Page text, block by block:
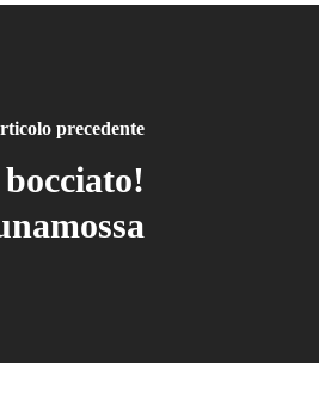
precedente